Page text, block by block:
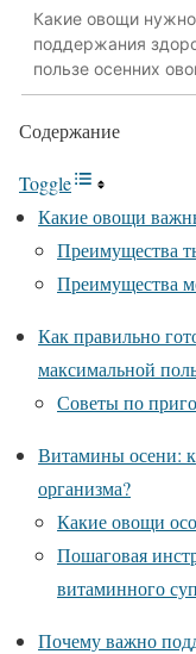
Какие овощи
поддержания
пользе осенних
Содержание
Toggle
Какие овощи
Преимущества
Преимущества
Как правильно
максимальной
Советы по
Витамины осени:
организма?
Какие овощи
Пошаговая
витаминного
Почему важно